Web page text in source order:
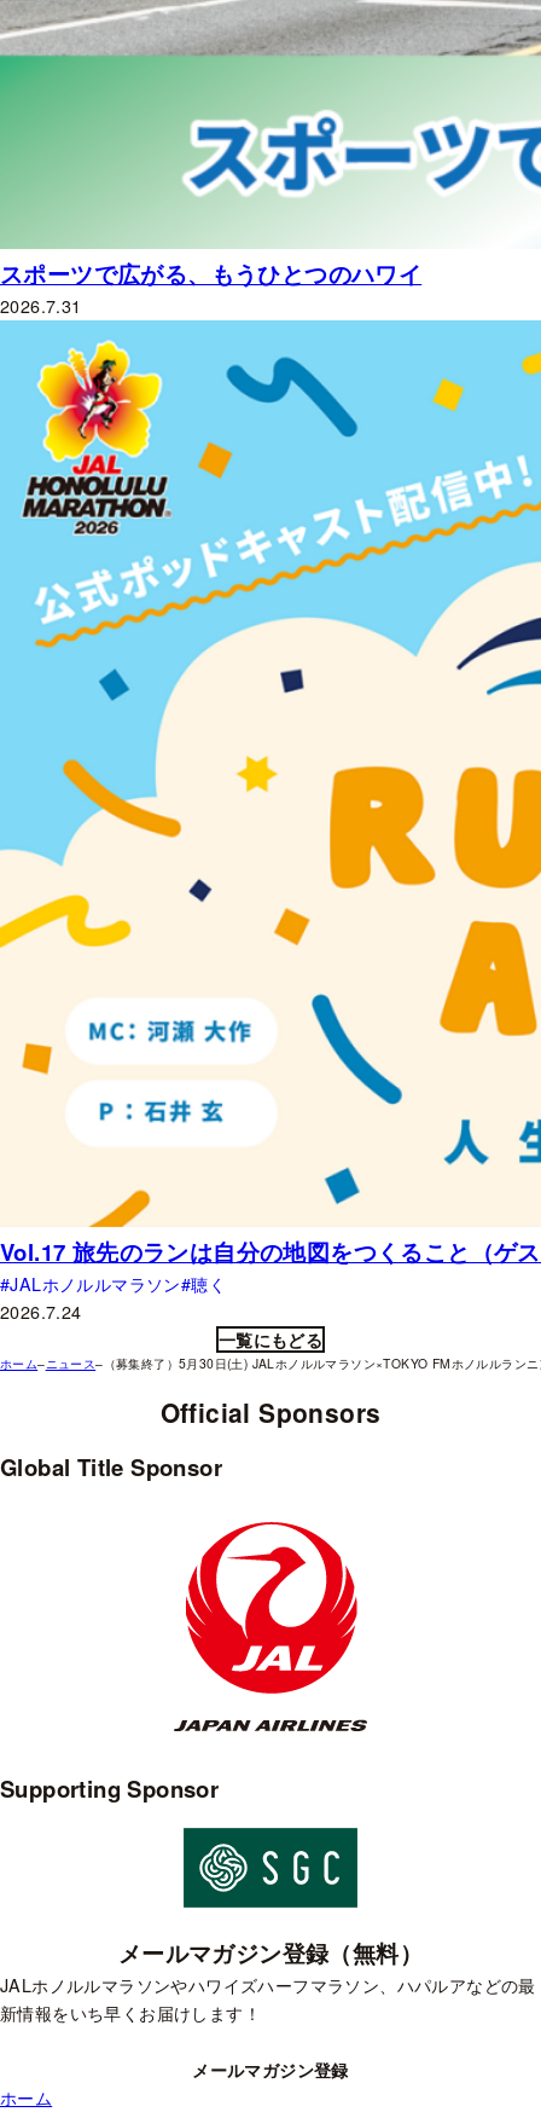
スポーツで広がる、もうひとつのハワイ
2026.7.31
Vol.17 旅先のランは自分の地図をつくること（ゲ
JALホノルルマラソン 聴く
2026.7.24
一覧にもどる
ホーム–ニュース– （募集終了）5月30日(土) JALホノルルマラソン×TOKYO FMホノルルラン
Official Sponsors
Global Title Sponsor
Supporting Sponsor
メールマガジン登録（無料）
JALホノルルマラソンやハワイズハーフマラソン、ハパルアなどの最
新情報をいち早くお届けします！
メールマガジン登録
ホーム